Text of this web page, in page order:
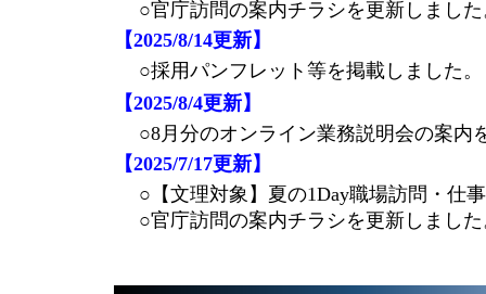
○官庁訪問の案内チラシを更新しました
【2025/8/14更新】
○採用パンフレット等を掲載しました。
【2025/8/4更新】
○8月分のオンライン業務説明会の案内
【2025/7/17更新】
○【文理対象】夏の1Day職場訪問・仕
○官庁訪問の案内チラシを更新しました